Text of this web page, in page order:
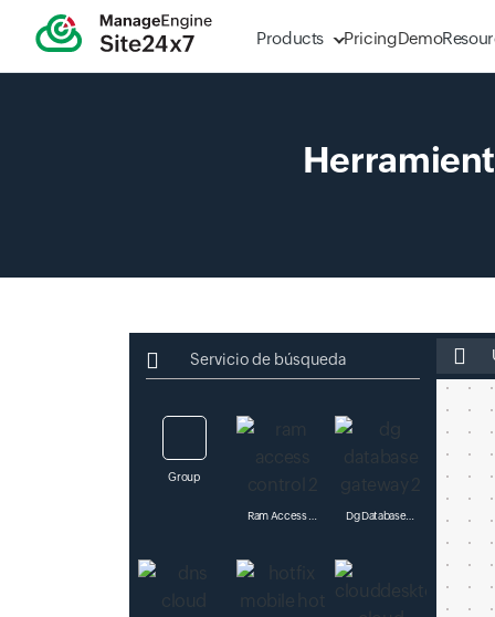
Products PricingDemo
Servicio de búsqueda
Group
Dg Database Gateway